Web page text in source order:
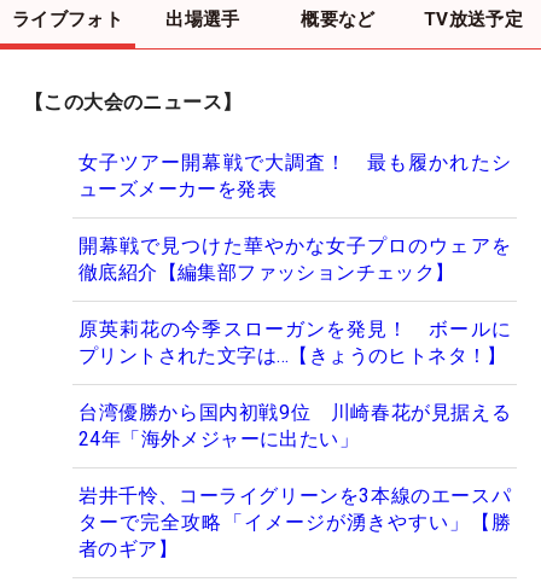
ライブフォト 出場選手 概要など TV放送予定
【この大会のニュース】
女子ツアー開幕戦で大調査！ 最も履かれたシ
ューズメーカーを発表
開幕戦で見つけた華やかな女子プロのウェアを
徹底紹介【編集部ファッションチェック】
原英莉花の今季スローガンを発見！ ボールに
プリントされた文字は…【きょうのヒトネタ！】
台湾優勝から国内初戦9位 川崎春花が見据える
24年「海外メジャーに出たい」
岩井千怜、コーライグリーンを3本線のエースパ
ターで完全攻略「イメージが湧きやすい」【勝
者のギア】